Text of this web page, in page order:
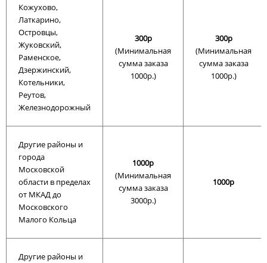
Кожухово,
Латкарино,
Островцы,
Жуковский,
Раменское,
Дзержинский,
Котельники,
Реутов,
Железнодорожный
300р
(Минимальная
сумма заказа
1000р.)
300р
(Минимальная
сумма заказа
1000р.)
Другие районы и
города
Московской
области в пределах
от МКАД до
Московского
Малого Кольца
1000р
(Минимальная
сумма заказа
3000р.)
1000р
Другие районы и